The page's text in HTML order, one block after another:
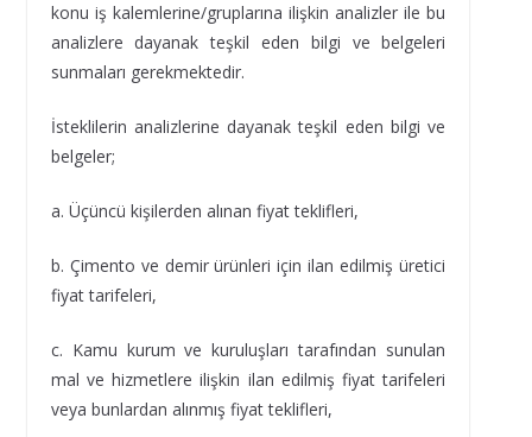
konu iş kalemlerine/gruplarına ilişkin analizler ile bu
analizlere dayanak teşkil eden bilgi ve belgeleri
sunmaları gerekmektedir.
İsteklilerin analizlerine dayanak teşkil eden bilgi ve
belgeler;
a. Üçüncü kişilerden alınan fiyat teklifleri,
b. Çimento ve demir ürünleri için ilan edilmiş üretici
fiyat tarifeleri,
c. Kamu kurum ve kuruluşları tarafından sunulan
mal ve hizmetlere ilişkin ilan edilmiş fiyat tarifeleri
veya bunlardan alınmış fiyat teklifleri,